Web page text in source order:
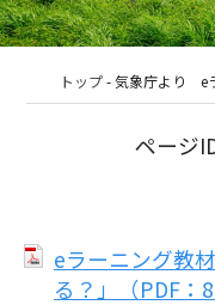
トップ-気象庁より e
ページ
eラーニング教
る？」（PDF：